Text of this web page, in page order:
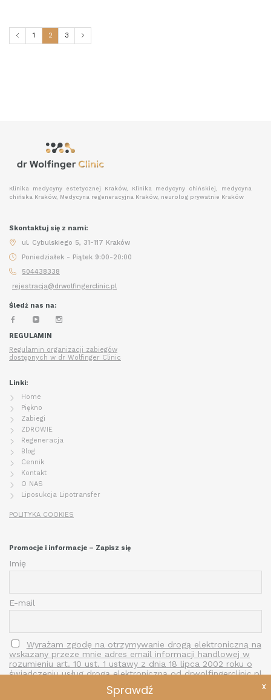
1 2 3
Klinika medycyny estetycznej Kraków, Klinika medycyny chińskiej, medycyna
chińska Kraków, Medycyna regeneracyjna Kraków, neurolog prywatnie Kraków
Skontaktuj się z nami:
ul. Cybulskiego 5, 31-117 Kraków
Poniedziałek - Piątek 9:00-20:00
504438338
rejestracja@drwolfingerclinic.pl
Śledź nas na:
REGULAMIN
Regulamin organizacji zabiegów
dostępnych w dr Wolfinger Clinic
Linki:
Home
Piękno
Zabiegi
ZDROWIE
Regeneracja
Blog
Cennik
Kontakt
O NAS
Liposukcja Lipotransfer
POLITYKA COOKIES
Promocje i informacje – Zapisz się
Imię
E-mail
Wyrażam zgodę na otrzymywanie drogą elektroniczną na
wskazany przeze mnie adres email informacji handlowej w
rozumieniu art. 10 ust. 1 ustawy z dnia 18 lipca 2002 roku o
świadczeniu usług drogą elektroniczną od drwolfingerclinic.pl
Sprawdź X